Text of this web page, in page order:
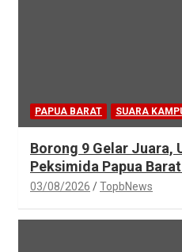
PAPUA BARAT SUARA
Borong 9 Gelar Juara,
Peksimida Papua
03/08/2026 TopbNews